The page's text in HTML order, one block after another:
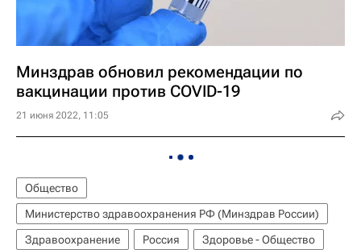
Минздрав обновил рекомендации по
вакцинации против COVID-19
21 июня 2022, 11:05
Общество
Министерство здравоохранения РФ (Минздрав России)
Здравоохранение
Россия Здоровье - Общество